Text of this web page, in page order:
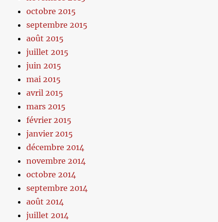
octobre 2015
septembre 2015
août 2015
juillet 2015
juin 2015
mai 2015
avril 2015
mars 2015
février 2015
janvier 2015
décembre 2014
novembre 2014
octobre 2014
septembre 2014
août 2014
juillet 2014